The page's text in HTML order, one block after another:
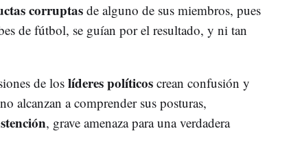
corruptasde alguno de sus miembros, pues
de fútbol, se guían por el resultado, y ni tan
de los líderes políticoscrean confusión y
alcanzan a comprender sus posturas,
, grave amenaza para una verdadera